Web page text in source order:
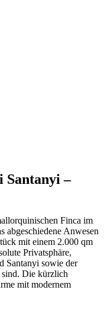
Santanyi –
Finca im
abgeschiedene Anwesen
mit einem 2.000 qm
Privatsphäre,
Santanyi sowie der
Die kürzlich
mit modernem